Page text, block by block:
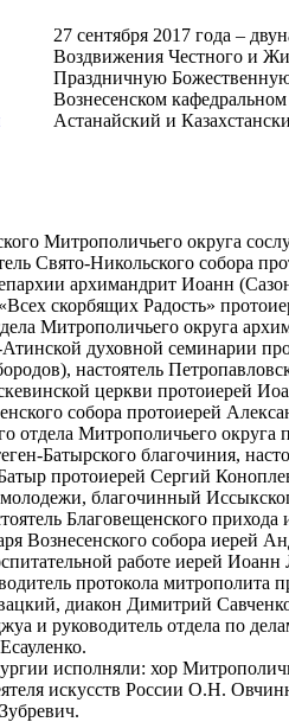
27 сентября 2017 года –
Воздвижения Честного и
Праздничную
Вознесенском
Астанайский и
Митрополичьего округа
Свято-Никольского собора
архимандрит Иоанн
скорбящих Радость»
Митрополичьего округа
духовной семинарии
настоятель
церкви протоиерей
собора протоиерей
отдела Митрополичьего округа
Батырского благочиния,
протоиерей Сергий
благочинный
Благовещенского
Вознесенского собора иерей
работе иерей
протокола митрополита
диакон Димитрий
и руководитель отдела по
исполняли: хор
искусств России О.Н.